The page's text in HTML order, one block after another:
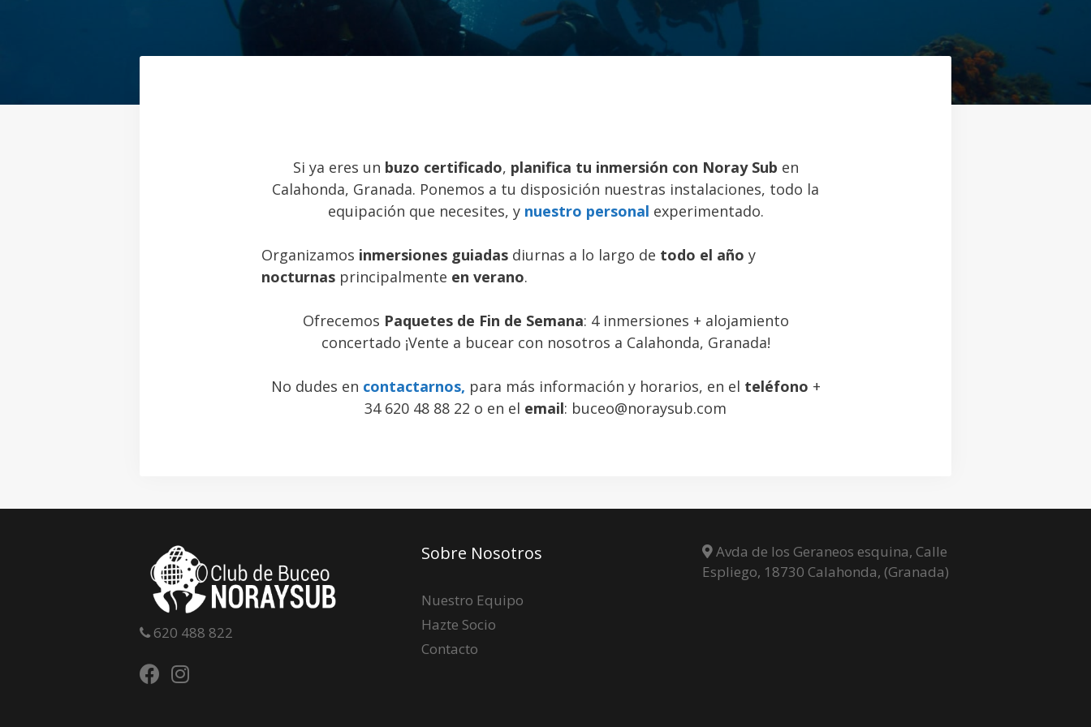
Si ya eres un buzo certificado, planifica tu inmersión con Noray Sub en
Calahonda, Granada. Ponemos a tu disposición nuestras instalaciones, todo la
equipación que necesites, y nuestro personal experimentado.
Organizamos inmersiones guiadas diurnas a lo largo de todo el año y
nocturnas principalmente en verano.
Ofrecemos Paquetes de Fin de Semana: 4 inmersiones + alojamiento
concertado ¡Vente a bucear con nosotros a Calahonda, Granada!
No dudes en contactarnos, para más información y horarios, en el teléfono +
34 620 48 88 22 o en el email: buceo@noraysub.com
620 488 822
Sobre Nosotros
Nuestro Equipo
Hazte Socio
Contacto
Avda de los Geraneos esquina, Calle
Espliego, 18730 Calahonda, (Granada)